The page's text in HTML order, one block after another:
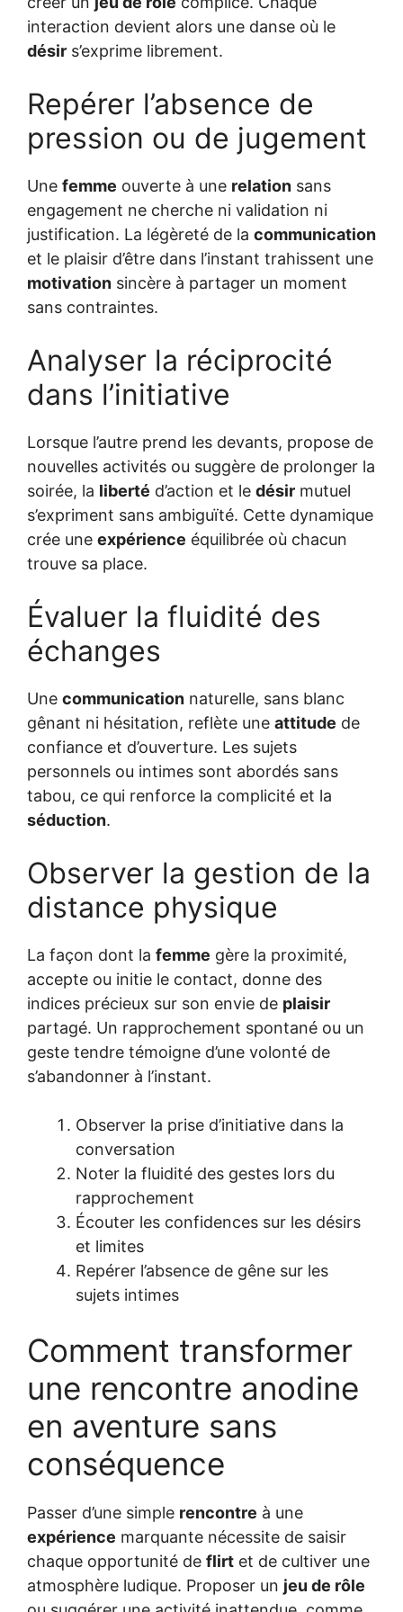
interaction devient alors une danse où le
désir s’exprime librement.
Repérer l’absence de
pression ou de jugement
Une femme ouverte à une relation sans
engagement ne cherche ni validation ni
justification. La légèreté de la communication
et le plaisir d’être dans l’instant trahissent une
motivation sincère à partager un moment
sans contraintes.
Analyser la réciprocité
dans l’initiative
Lorsque l’autre prend les devants, propose de
nouvelles activités ou suggère de prolonger la
soirée, la liberté d’action et le désir mutuel
s’expriment sans ambiguïté. Cette dynamique
crée une expérience équilibrée où chacun
trouve sa place.
Évaluer la fluidité des
échanges
Une communication naturelle, sans blanc
gênant ni hésitation, reflète une attitude de
confiance et d’ouverture. Les sujets
personnels ou intimes sont abordés sans
tabou, ce qui renforce la complicité et la
séduction.
Observer la gestion de la
distance physique
La façon dont la femme gère la proximité,
accepte ou initie le contact, donne des
indices précieux sur son envie de plaisir
partagé. Un rapprochement spontané ou un
geste tendre témoigne d’une volonté de
s’abandonner à l’instant.
Observer la prise d’initiative dans la
conversation
Noter la fluidité des gestes lors du
rapprochement
Écouter les confidences sur les désirs
et limites
Repérer l’absence de gêne sur les
sujets intimes
Comment transformer
une rencontre anodine
en aventure sans
conséquence
Passer d’une simple rencontre à une
expérience marquante nécessite de saisir
chaque opportunité de flirt et de cultiver une
atmosphère ludique. Proposer un jeu de rôle